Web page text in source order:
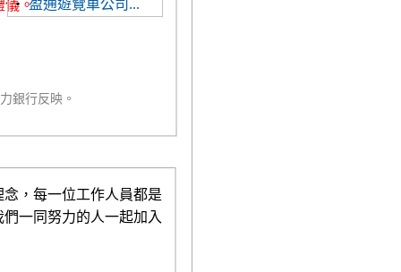
‧盈通遊覽車公司...
儀。
銀行反映。
，每一位工作人員都是
一同努力的人一起加入